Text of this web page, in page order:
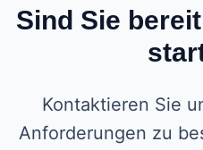
Sind Sie
Kontaktieren Sie
Anforderungen zu